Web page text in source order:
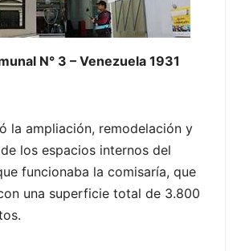
N° 3 – Venezuela 1931
la ampliación, remodelación y
los espacios internos del
funcionaba la comisaría, que
una superficie total de 3.800